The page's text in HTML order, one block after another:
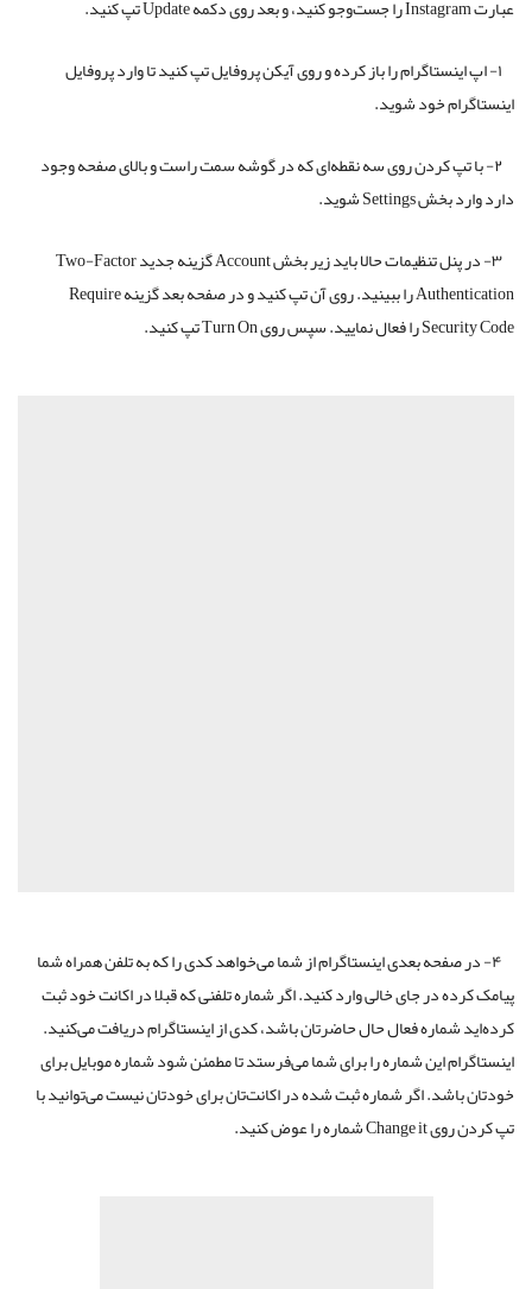
عبارت Instagram را جست‌وجو کنید، و بعد روی دکمه Update تپ کنید.
۱- اپ اینستاگرام را باز کرده و روی آیکن پروفایل تپ کنید تا وارد پروفایل
اینستاگرام خود شوید.
۲- با تپ کردن روی سه نقطه‌ای که در گوشه سمت راست و بالای صفحه وجود
دارد وارد بخش Settings شوید.
۳- در پنل تنظیمات حالا باید زیر بخش Account گزینه جدید Two-Factor
Authentication را ببینید. روی آن تپ کنید و در صفحه بعد گزینه Require
Security Code را فعال نمایید. سپس روی Turn On تپ کنید.
۴- در صفحه بعدی اینستاگرام از شما می‌خواهد کدی را که به تلفن همراه شما
پیامک کرده در جای خالی وارد کنید. اگر شماره تلفنی که قبلا در اکانت خود ثبت
کرده‌اید شماره فعال حال حاضرتان باشد، کدی از اینستاگرام دریافت می‌کنید.
اینستاگرام این شماره را برای شما می‌فرستد تا مطمئن شود شماره موبایل برای
خودتان باشد. اگر شماره ثبت شده در اکانت‌تان برای خودتان نیست می‌توانید با
تپ کردن روی Change it شماره را عوض کنید.